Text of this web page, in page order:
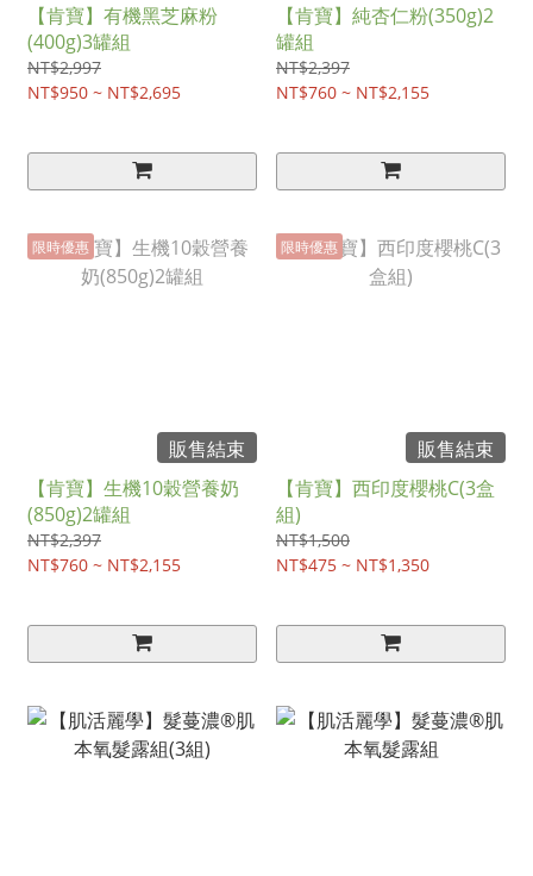
【肯寶】有機黑芝麻粉
(400g)3罐組
NT$2,997
NT$950 ~ NT$2,695
【肯寶】純杏仁粉(350g)2
罐組
NT$2,397
NT$760 ~ NT$2,155
限時優惠
販售結束
【肯寶】生機10穀營養奶
(850g)2罐組
NT$2,397
NT$760 ~ NT$2,155
限時優惠
販售結束
【肯寶】西印度櫻桃C(3盒
組)
NT$1,500
NT$475 ~ NT$1,350